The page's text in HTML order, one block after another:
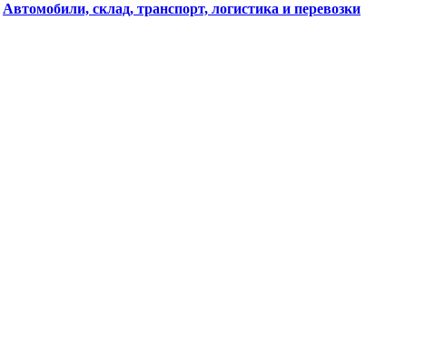
Автомобили, склад, транспорт, логистика и перевозки